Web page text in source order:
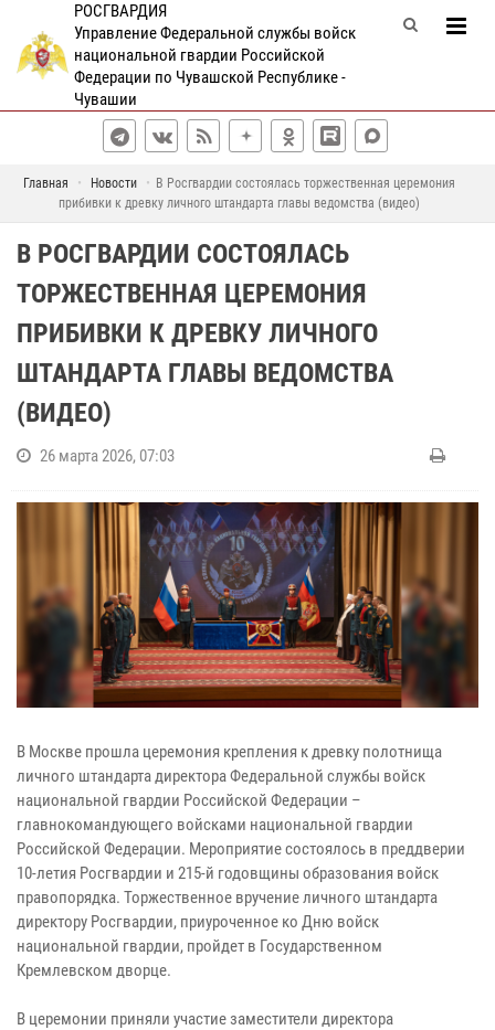
РОСГВАРДИЯ
Управление Федеральной службы войск
национальной гвардии Российской
Федерации по Чувашской Республике -
Чувашии
Главная Новости
В Росгвардии состоялась торжественная церемония
прибивки к древку личного штандарта главы ведомства (видео)
В РОСГВАРДИИ СОСТОЯЛАСЬ
ТОРЖЕСТВЕННАЯ ЦЕРЕМОНИЯ
ПРИБИВКИ К ДРЕВКУ ЛИЧНОГО
ШТАНДАРТА ГЛАВЫ ВЕДОМСТВА
(ВИДЕО)
26 марта 2026, 07:03
В Москве прошла церемония крепления к древку полотнища
личного штандарта директора Федеральной службы войск
национальной гвардии Российской Федерации –
главнокомандующего войсками национальной гвардии
Российской Федерации. Мероприятие состоялось в преддверии
10-летия Росгвардии и 215-й годовщины образования войск
правопорядка. Торжественное вручение личного штандарта
директору Росгвардии, приуроченное ко Дню войск
национальной гвардии, пройдет в Государственном
Кремлевском дворце.
В церемонии приняли участие заместители директора